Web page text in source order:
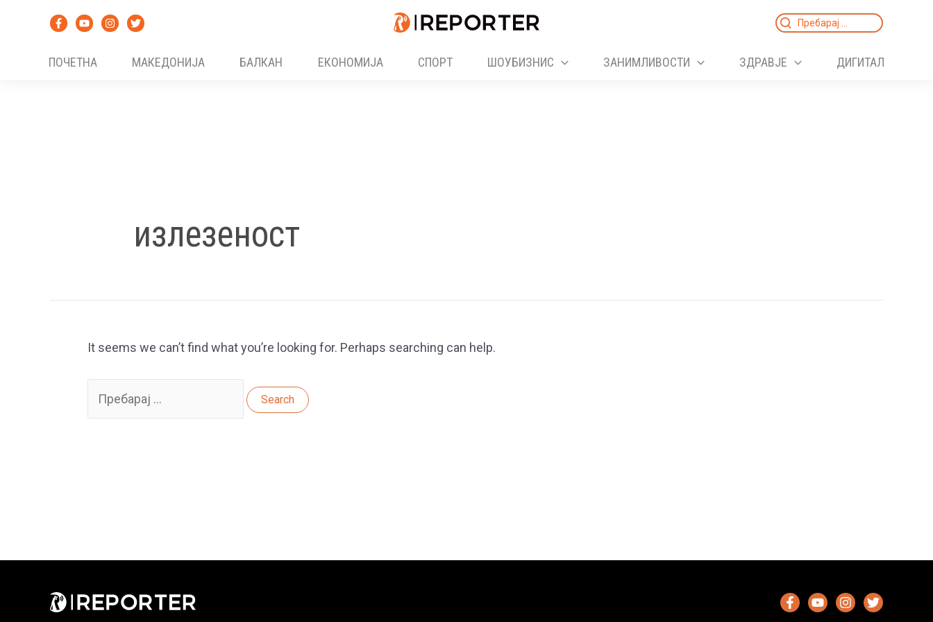
Search
ПОЧЕТНА
МАКЕДОНИЈА БАЛКАН ЕКОНОМИЈА СПОРТ ШОУБИЗНИС ЗАНИМЛИВОСТИ ЗДРАВЈЕ ДИГИТАЛ
излезеност
It seems we can’t find what you’re looking for. Perhaps searching can help.
for: